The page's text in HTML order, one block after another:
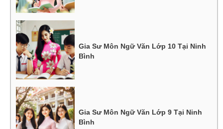
Gia Sư Môn Ngữ Văn Lớp 10 Tại Ninh
Bình
Gia Sư Môn Ngữ Văn Lớp 9 Tại Ninh
Bình